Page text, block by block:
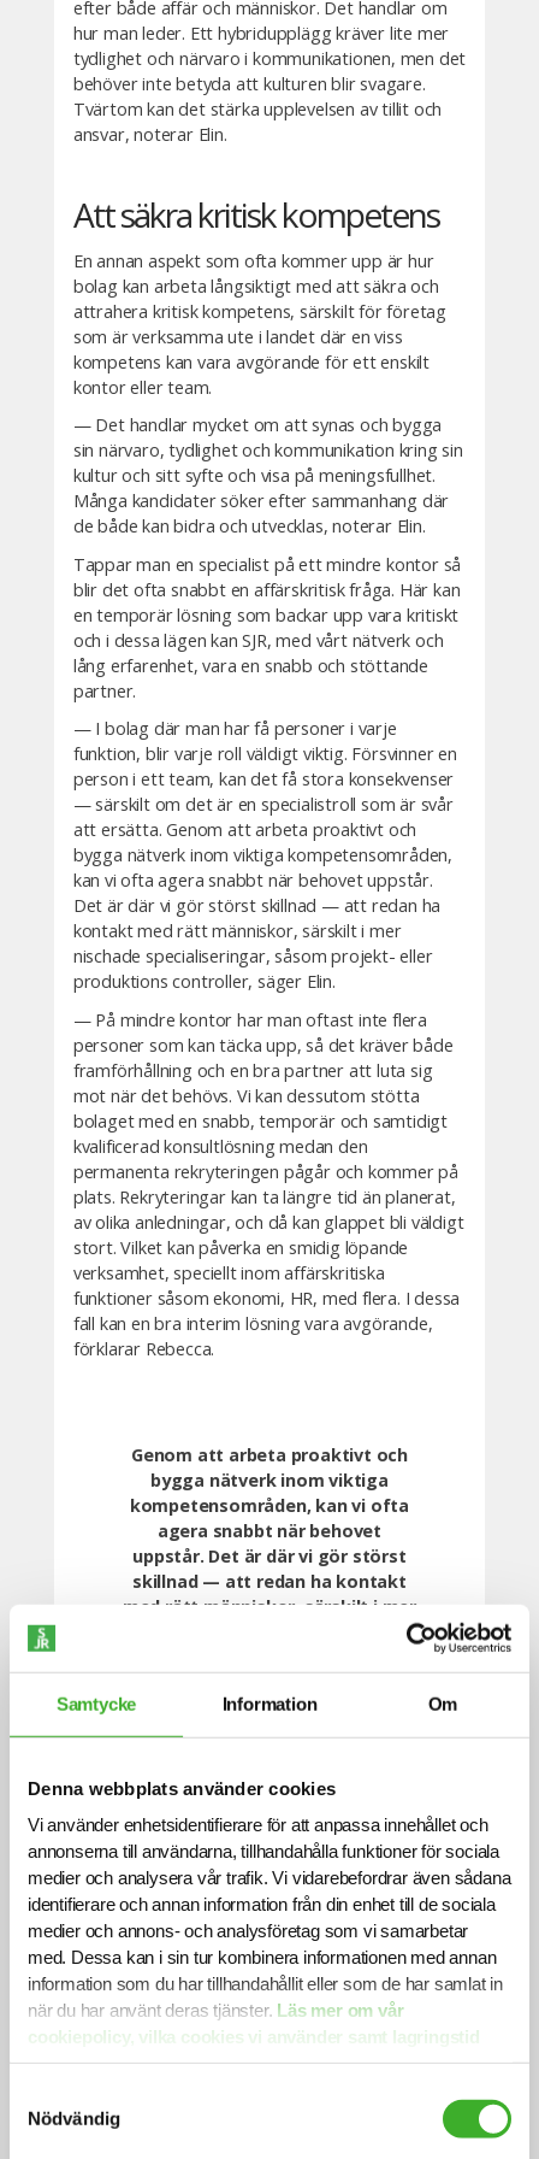
Samtycke Information Om
Denna webbplats använder cookies
Vi använder enhetsidentifierare för att anpassa innehållet och
annonserna till användarna, tillhandahålla funktioner för sociala
medier och analysera vår trafik. Vi vidarebefordrar även sådana
identifierare och annan information från din enhet till de sociala
medier och annons- och analysföretag som vi samarbetar
med. Dessa kan i sin tur kombinera informationen med annan
information som du har tillhandahållit eller som de har samlat in
när du har använt deras tjänster. Läs mer om vår
cookiepolicy, vilka cookies vi använder samt lagringstid
här.
Nödvändig
efter både affär och människor. Det handlar om
hur man leder. Ett hybridupplägg kräver lite mer
tydlighet och närvaro i kommunikationen, men det
behöver inte betyda att kulturen blir svagare.
Tvärtom kan det stärka upplevelsen av tillit och
ansvar, noterar Elin.
Att säkra kritisk kompetens
En annan aspekt som ofta kommer upp är hur
bolag kan arbeta långsiktigt med att säkra och
attrahera kritisk kompetens, särskilt för företag
som är verksamma ute i landet där en viss
kompetens kan vara avgörande för ett enskilt
kontor eller team.
— Det handlar mycket om att synas och bygga
sin närvaro, tydlighet och kommunikation kring sin
kultur och sitt syfte och visa på meningsfullhet.
Många kandidater söker efter sammanhang där
de både kan bidra och utvecklas, noterar Elin.
Tappar man en specialist på ett mindre kontor så
blir det ofta snabbt en affärskritisk fråga. Här kan
en temporär lösning som backar upp vara kritiskt
och i dessa lägen kan SJR, med vårt nätverk och
lång erfarenhet, vara en snabb och stöttande
partner.
— I bolag där man har få personer i varje
funktion, blir varje roll väldigt viktig. Försvinner en
person i ett team, kan det få stora konsekvenser
— särskilt om det är en specialistroll som är svår
att ersätta. Genom att arbeta proaktivt och
bygga nätverk inom viktiga kompetensområden,
kan vi ofta agera snabbt när behovet uppstår.
Det är där vi gör störst skillnad — att redan ha
kontakt med rätt människor, särskilt i mer
nischade specialiseringar, såsom projekt- eller
produktions controller, säger Elin.
— På mindre kontor har man oftast inte flera
personer som kan täcka upp, så det kräver både
framförhållning och en bra partner att luta sig
mot när det behövs. Vi kan dessutom stötta
bolaget med en snabb, temporär och samtidigt
kvalificerad konsultlösning medan den
permanenta rekryteringen pågår och kommer på
plats. Rekryteringar kan ta längre tid än planerat,
av olika anledningar, och då kan glappet bli väldigt
stort. Vilket kan påverka en smidig löpande
verksamhet, speciellt inom affärskritiska
funktioner såsom ekonomi, HR, med flera. I dessa
fall kan en bra interim lösning vara avgörande,
förklarar Rebecca.
Genom att arbeta proaktivt och
bygga nätverk inom viktiga
kompetensområden, kan vi ofta
agera snabbt när behovet
uppstår. Det är där vi gör störst
skillnad — att redan ha kontakt
med rätt människor, särskilt i mer
— Elin Andersson, SJR
Att förstå både företagens behov och
kandidaternas drivkrafter är avgörande för att
hitta rätt lösning. Och det är just i den dialogen
som Elin och Rebecca trivs bäst.
— Det viktiga är att inte fastna i gamla hjulspår.
Marknaden förändras, och vi måste förändras
med den. Det gäller både företagen som anställer
och för oss som jobbar med rekrytering. För att
säkra konkurrenskraft och kritisk kompetens
behöver vi förstå affären, marknaden och
Värdet av löpande dialog